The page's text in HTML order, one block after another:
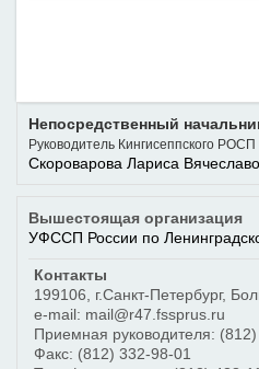
Непосредственный
Руководитель Кингисеппского РОСП
Скороварова Лариса
Вышестоящая организация
УФССП России по
Контакты
199106
г.Санкт-Петербург,
e-mail: mail@r47.fssprus.ru
Приемная руководителя:
Факс: (812) 332-98-01